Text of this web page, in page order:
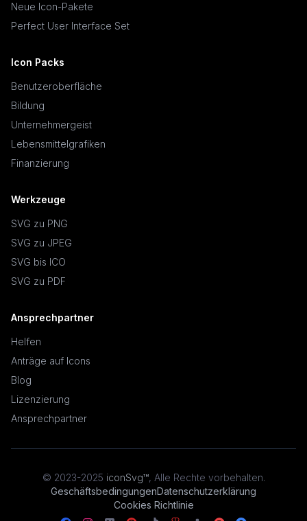
Neue Icon-Pakete
Perfect User Interface Set
Icon Packs
Benutzeroberfläche
Bildung
Unternehmergeist
Lebensmittelgrafiken
Finanzierung
Werkzeuge
SVG zu PNG
SVG zu JPEG
SVG bis ICO
SVG zu PDF
Ansprechpartner
Helfen
Anträge auf Icons
Blog
Lizenzierung
Ansprechpartner
© 2023-2025 iconSvg™, Alle Rechte vorbehalten.
GeschäftsbedingungenDatenschutzerklärung
Cookies Richtlinie